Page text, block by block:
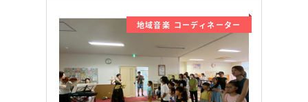
地域音楽 コーディネーター